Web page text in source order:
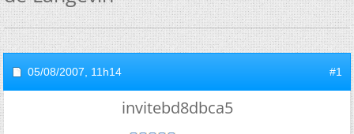
05/08/2007, 11h14 #1
invitebd8dbca5